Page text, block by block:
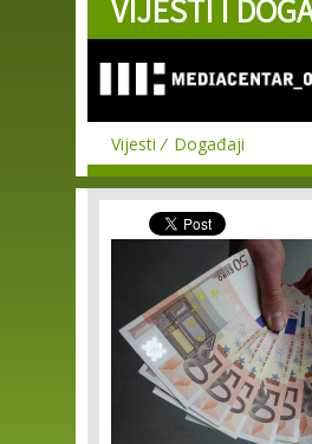
Skip to
main
VIJESTI I
Vijesti Događaji